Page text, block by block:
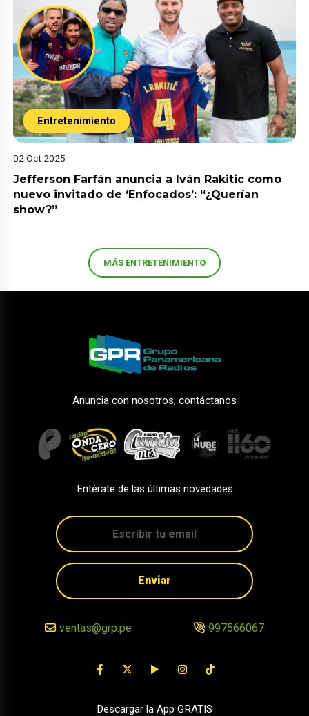
Entretenimiento
02 Oct 2025
Jefferson Farfán anuncia a Iván Rakitic como
nuevo invitado de ‘Enfocados’: “¿Querían
show?”
MÁS ENTRETENIMIENTO
Anuncia con nosotros, contáctanos
Entérate de las últimas novedades
Enviar
ventas@grp.pe 997566067
Descargar la App GRATIS